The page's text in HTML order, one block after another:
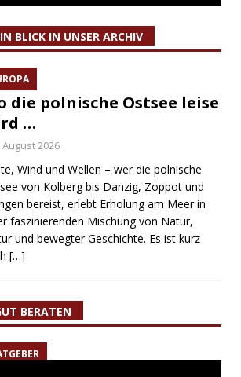
BLICK IN UNSER ARCHIV
die polnische Ostsee leise
…
August 2026
Wind und Wellen – wer die polnische
von Kolberg bis Danzig, Zoppot und
bereist, erlebt Erholung am Meer in
faszinierenden Mischung von Natur,
und bewegter Geschichte. Es ist kurz
[…]
BERATEN